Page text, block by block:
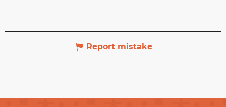
Report mistake